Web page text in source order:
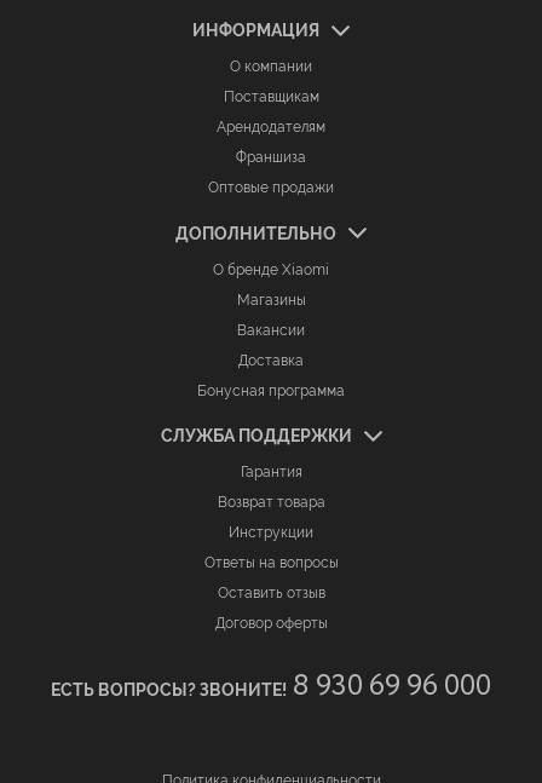
ИНФОРМАЦИЯ
О компании
Поставщикам
Арендодателям
Франшиза
Оптовые продажи
ДОПОЛНИТЕЛЬНО
О бренде Xiaomi
Магазины
Вакансии
Доставка
Бонусная программа
СЛУЖБА ПОДДЕРЖКИ
Гарантия
Возврат товара
Инструкции
Ответы на вопросы
Оставить отзыв
Договор оферты
ЕСТЬ ВОПРОСЫ? ЗВОНИТЕ! 8 930 69 96 000